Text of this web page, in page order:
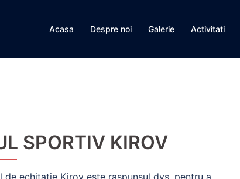
Acasa Despre noi Galerie Activitati
SPORTIV KIROV